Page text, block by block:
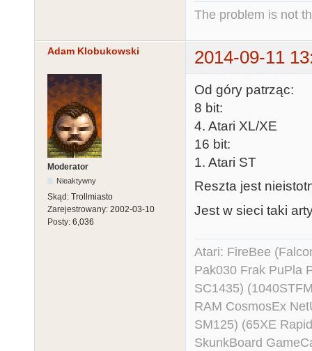
The problem is not
Adam Klobukowski 2014-09-11
Moderator
Nieaktywny
Skąd: Trollmiasto
Zarejestrowany: 2002-03-10
Posty: 6,036
Od góry patrząc:
8 bit:
4. Atari XL/XE
16 bit:
1. Atari ST
Reszta jest
Jest w sieci taki
Atari: FireBee
Pak030 Frak PuPla
SC1435)
RAM CosmosEx
SM125) (65XE
SkunkBoard